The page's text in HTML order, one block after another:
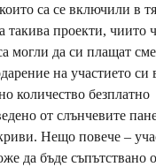
са се включили в
проекти, чиито
могли да си плащат
на участието си
количество безплатно
от слънчевите
Нещо повече –
да бъде съпътствано